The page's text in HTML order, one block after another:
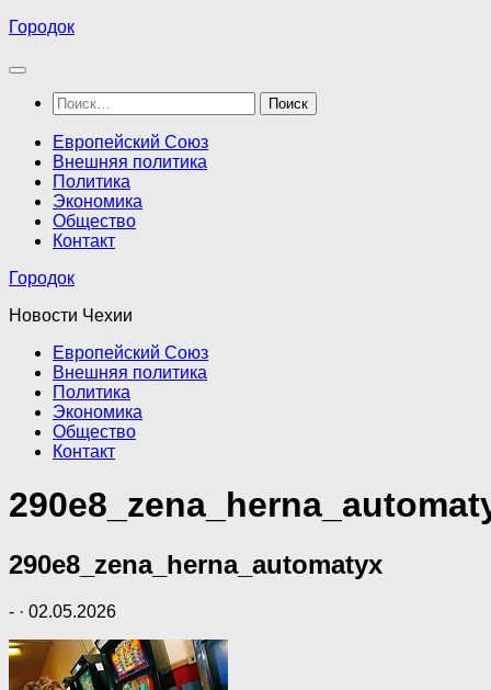
Перейти
содержимому
Городок
Найти:
Европейский Союз
Внешняя политика
Политика
Экономика
Общество
Контакт
Городок
Новости Чехии
Европейский Союз
Внешняя политика
Политика
Экономика
Общество
Контакт
290e8_zena_herna_automatyx
- · 02.05.2026